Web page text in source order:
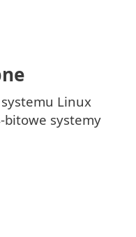
Linux
bitowe systemy